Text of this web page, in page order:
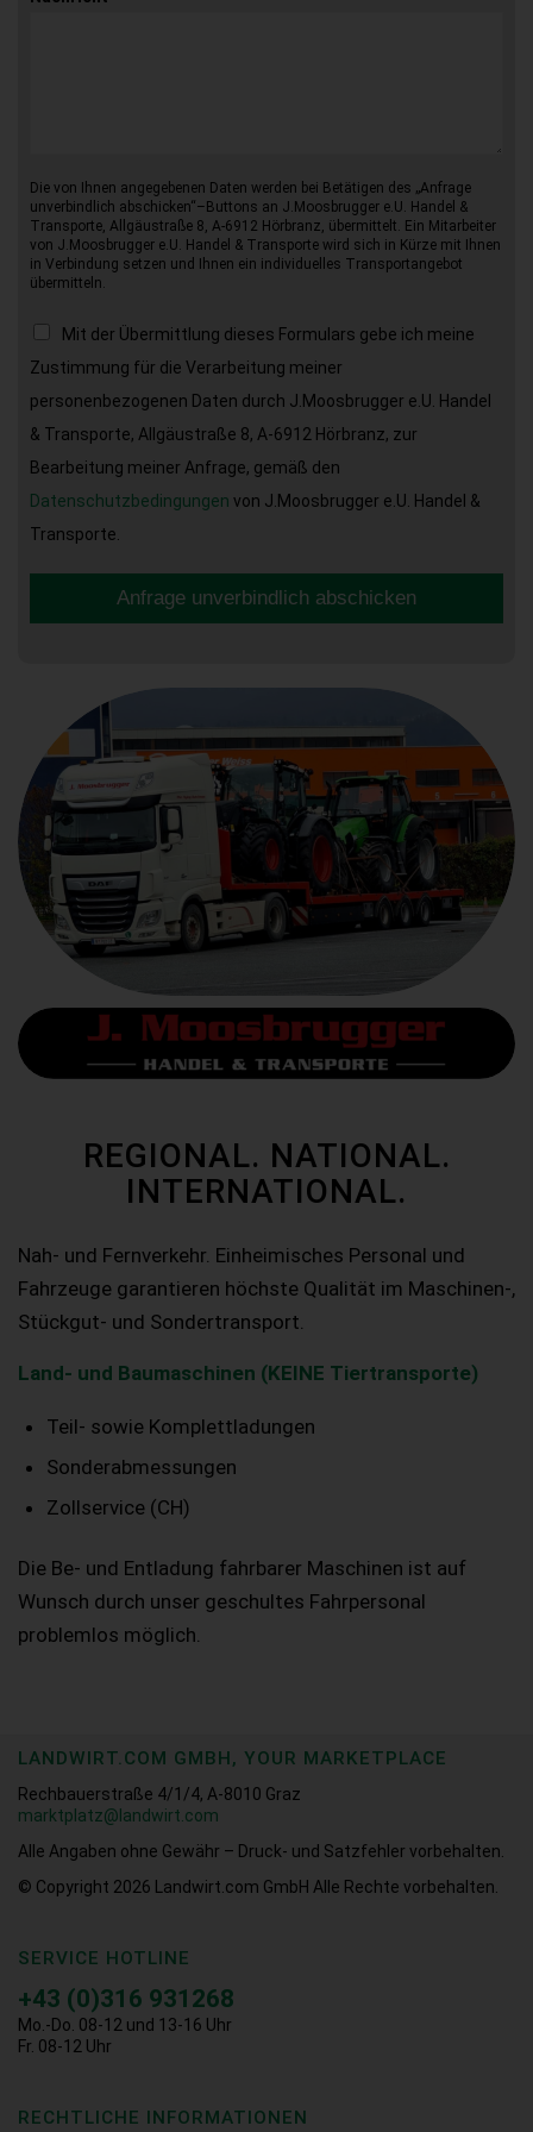
Die von Ihnen angegebenen Daten werden bei Betätigen des „Anfrage
unverbindlich abschicken“–Buttons an J.Moosbrugger e.U. Handel &
Transporte, Allgäustraße 8, A-6912 Hörbranz, übermittelt. Ein Mitarbeiter
von J.Moosbrugger e.U. Handel & Transporte wird sich in Kürze mit Ihnen
in Verbindung setzen und Ihnen ein individuelles Transportangebot
übermitteln.
Mit der Übermittlung dieses Formulars gebe ich meine
Zustimmung für die Verarbeitung meiner
personenbezogenen Daten durch J.Moosbrugger e.U. Handel
& Transporte, Allgäustraße 8, A-6912 Hörbranz, zur
Bearbeitung meiner Anfrage, gemäß den
Datenschutzbedingungen von J.Moosbrugger e.U. Handel &
Transporte.
Anfrage unverbindlich abschicken
REGIONAL. NATIONAL.
INTERNATIONAL.
Nah- und Fernverkehr. Einheimisches Personal und
Fahrzeuge garantieren höchste Qualität im Maschinen-,
Stückgut- und Sondertransport.
Land- und Baumaschinen (KEINE Tiertransporte)
Teil- sowie Komplettladungen
Sonderabmessungen
Zollservice (CH)
Die Be- und Entladung fahrbarer Maschinen ist auf
Wunsch durch unser geschultes Fahrpersonal
problemlos möglich.
LANDWIRT.COM GMBH, YOUR MARKETPLACE
Rechbauerstraße 4/1/4, A-8010 Graz
marktplatz@landwirt.com
Alle Angaben ohne Gewähr – Druck- und Satzfehler vorbehalten.
© Copyright 2026
Landwirt.com GmbH Alle Rechte vorbehalten.
SERVICE HOTLINE
+43 (0)316 931268
Mo.-Do. 08-12 und 13-16 Uhr
Fr. 08-12 Uhr
RECHTLICHE INFORMATIONEN